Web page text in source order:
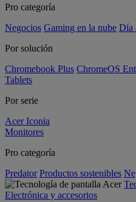
Pro categoría
Negocios Gaming en la nube Día
Por solución
Chromebook Plus ChromeOS
Tablets
Por serie
Acer Iconia
Monitores
Pro categoría
Predator Productos sostenibles
Electrónica y accesorios